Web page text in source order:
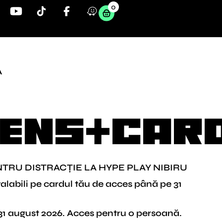
Y
u
0
DISTRACȚIE LA HYPE PLAY NIBIRU
pe cardul tău de acces până pe 31
august 2026. Acces pentru o persoană.